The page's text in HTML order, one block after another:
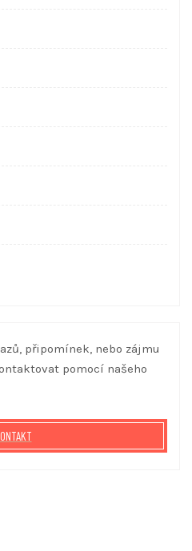
připomínek, nebo zájmu
pomocí našeho